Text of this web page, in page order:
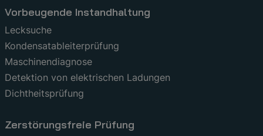
Vorbeugende Instandhaltung
Lecksuche
Kondensatableiterprüfung
Maschinendiagnose
Detektion von elektrischen Ladungen
Dichtheitsprüfung
Zerstörungsfreie Prüfung